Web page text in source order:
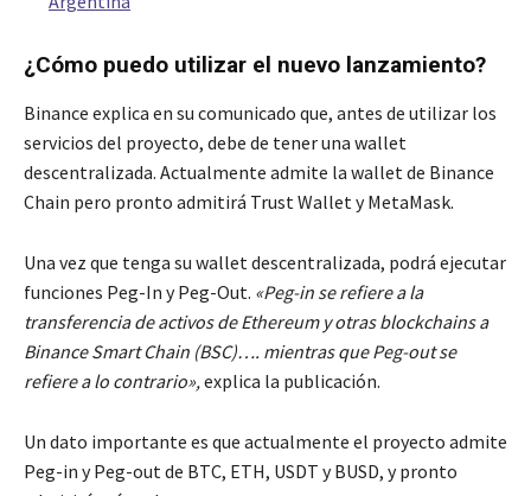
¿Cómo puedo utilizar el nuevo lanzamiento?
Binance explica en su comunicado que, antes de utilizar los
servicios del proyecto, debe de tener una wallet
descentralizada. Actualmente admite la wallet de Binance
Chain pero pronto admitirá Trust Wallet y MetaMask.
Una vez que tenga su wallet descentralizada, podrá ejecutar
funciones Peg-In y Peg-Out. «Peg-in se refiere a la
transferencia de activos de Ethereum y otras blockchains a
Binance Smart Chain (BSC)…. mientras que Peg-out se
refiere a lo contrario»,explica la publicación.
Un dato importante es que actualmente el proyecto admite
Peg-in y Peg-out de BTC, ETH, USDT y BUSD, y pronto